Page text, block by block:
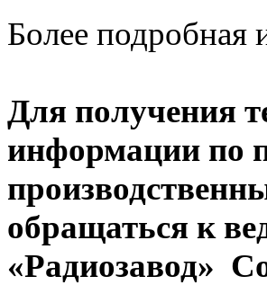
Более подробная
Для получения
информации по
обращаться к
«Радиозавод»